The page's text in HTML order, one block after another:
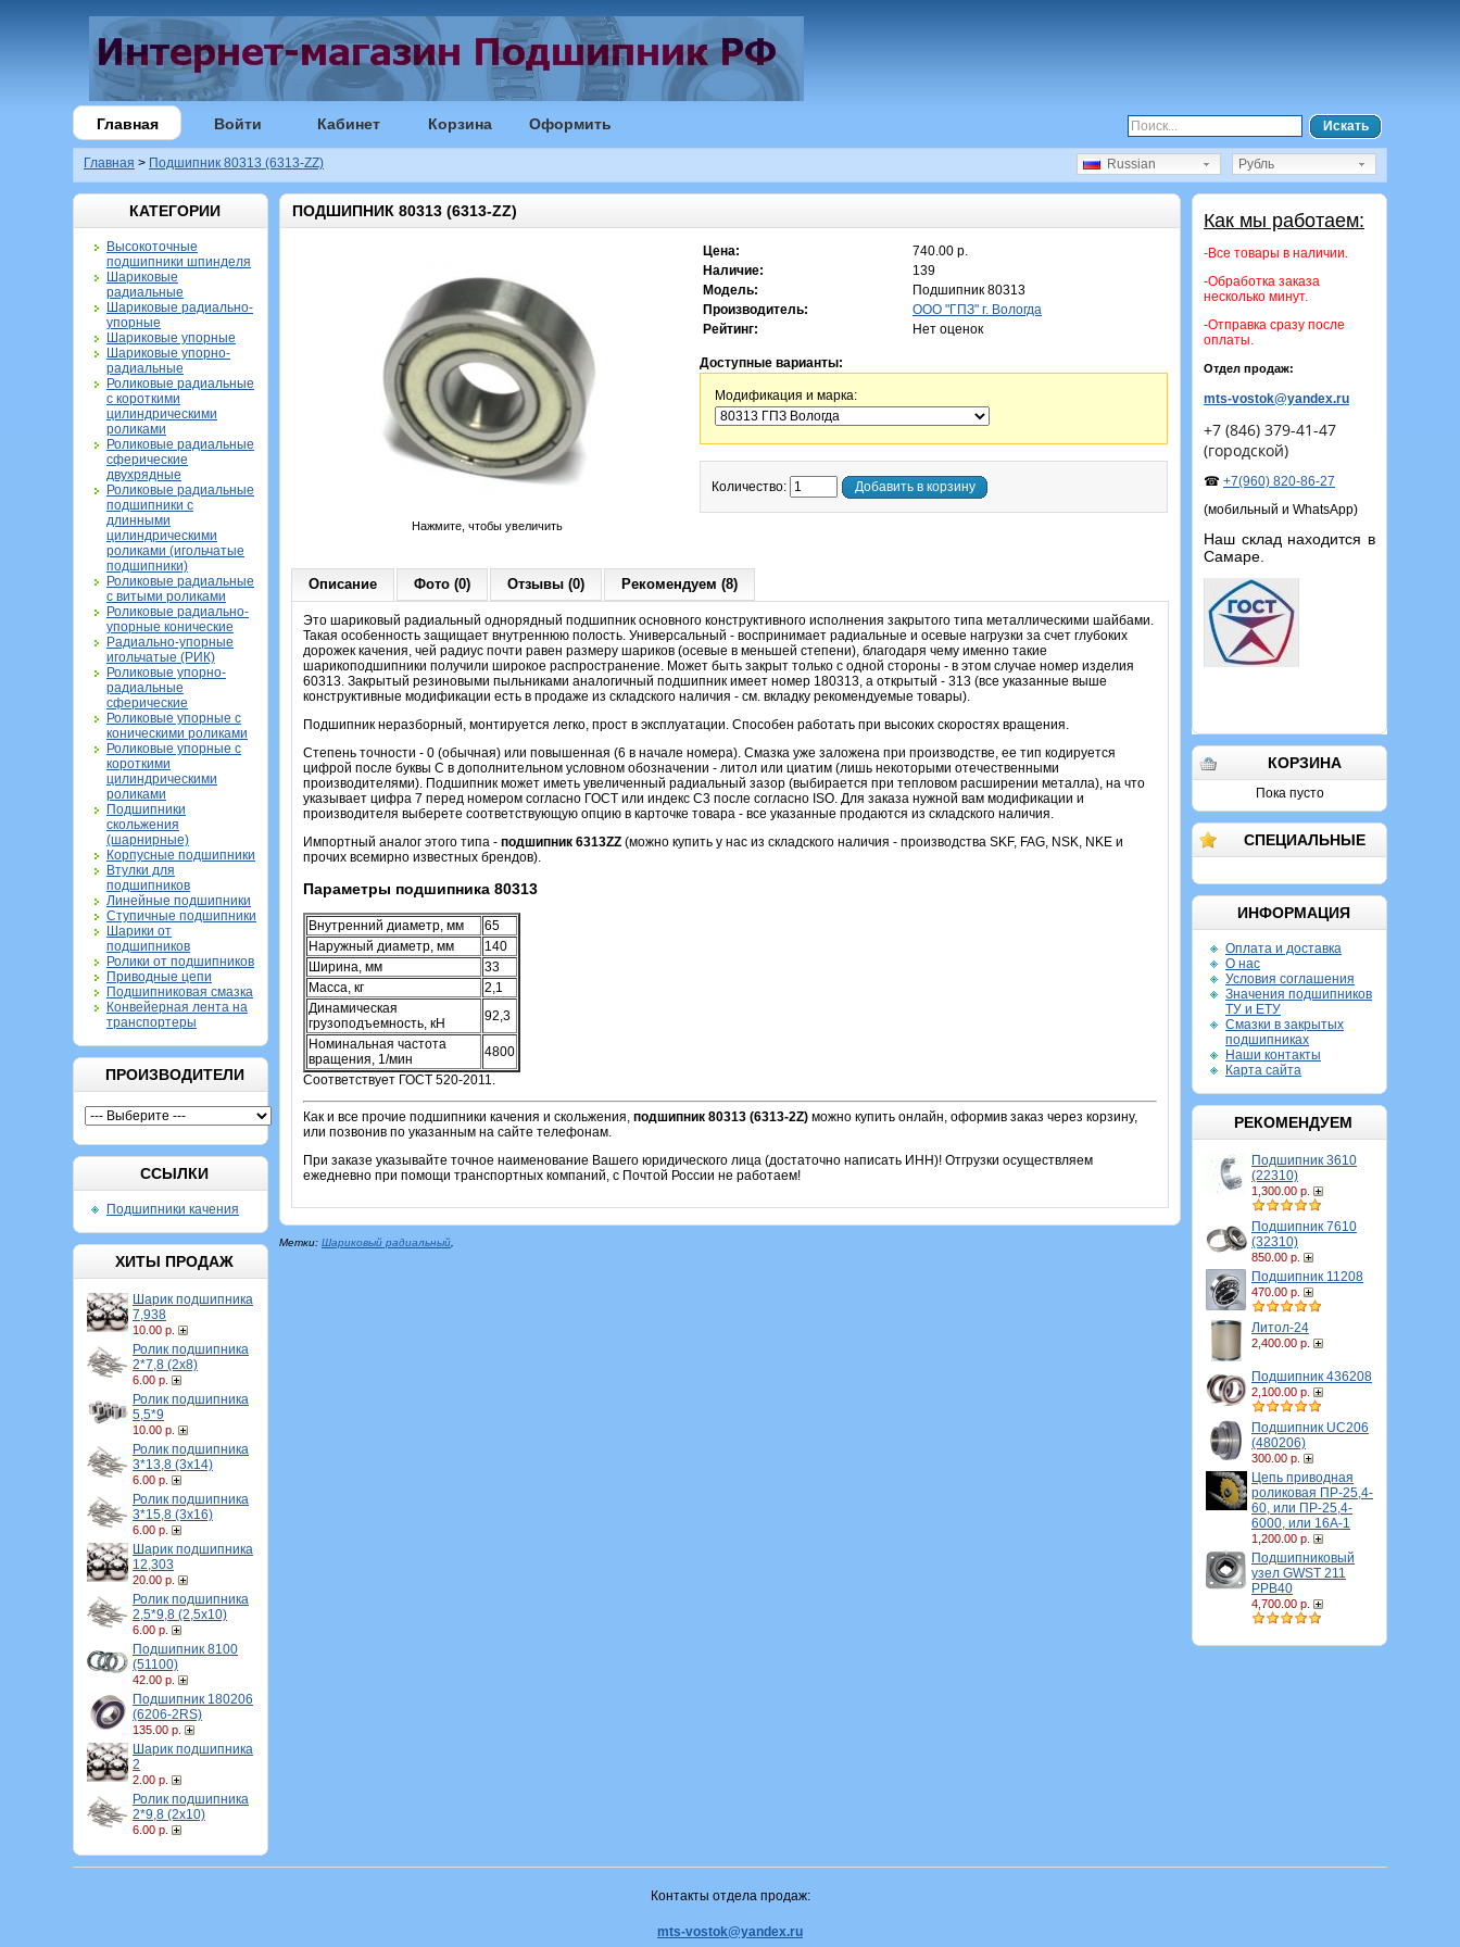
Главная Войти Кабинет Корзина Оформить Искать
Главная > Подшипник 80313 (6313-ZZ) Рубль
Russian
КАТЕГОРИИ
Высокоточные
подшипники шпинделя
Шариковые
радиальные
Шариковые радиально-
упорные
Шариковые упорные
Шариковые упорно-
радиальные
Роликовые радиальные
с короткими
цилиндрическими
роликами
Роликовые радиальные
сферические
двухрядные
Роликовые радиальные
подшипники с
длинными
цилиндрическими
роликами (игольчатые
подшипники)
Роликовые радиальные
с витыми роликами
Роликовые радиально-
упорные конические
Радиально-упорные
игольчатые (РИК)
Роликовые упорно-
радиальные
сферические
Роликовые упорные с
коническими роликами
Роликовые упорные с
короткими
цилиндрическими
роликами
Подшипники
скольжения
(шарнирные)
Корпусные подшипники
Втулки для
подшипников
Линейные подшипники
Ступичные подшипники
Шарики от
подшипников
Ролики от подшипников
Приводные цепи
Подшипниковая смазка
Конвейерная лента на
транспортеры
ПРОИЗВОДИТЕЛИ
ССЫЛКИ
Подшипники качения
ХИТЫ ПРОДАЖ
Шарик подшипника
7,938
10.00 р.
Ролик подшипника
2*7,8 (2х8)
6.00 р.
Ролик подшипника
5,5*9
10.00 р.
Ролик подшипника
3*13,8 (3х14)
6.00 р.
Ролик подшипника
3*15,8 (3х16)
6.00 р.
Шарик подшипника
12,303
20.00 р.
Ролик подшипника
2,5*9,8 (2,5х10)
6.00 р.
Подшипник 8100
(51100)
42.00 р.
Подшипник 180206
(6206-2RS)
135.00 р.
Шарик подшипника
2
2.00 р.
Ролик подшипника
2*9,8 (2х10)
6.00 р.
Как мы работаем:
-Все товары в наличии.
-Обработка заказа
несколько минут.
-Отправка сразу после
оплаты.
Отдел продаж:
mts-vostok@yandex.ru
+7 (846) 379-41-47
(городской)
☎ +7(960) 820-86-27
(мобильный и WhatsApp)
Наш склад находится в
Самаре.
КОРЗИНА
Пока пусто
СПЕЦИАЛЬНЫЕ
ИНФОРМАЦИЯ
Оплата и доставка
О нас
Условия соглашения
Значения подшипников
ТУ и ЕТУ
Смазки в закрытых
подшипниках
Наши контакты
Карта сайта
РЕКОМЕНДУЕМ
Подшипник 3610
(22310)
1,300.00 р.
Подшипник 7610
(32310)
850.00 р.
Подшипник 11208
470.00 р.
Литол-24
2,400.00 р.
Подшипник 436208
2,100.00 р.
Подшипник UC206
(480206)
300.00 р.
Цепь приводная
роликовая ПР-25,4-
60, или ПР-25,4-
6000, или 16A-1
1,200.00 р.
Подшипниковый
узел GWST 211
PPB40
4,700.00 р.
ПОДШИПНИК 80313 (6313-ZZ)
Нажмите, чтобы увеличить
Цена:
740.00 р.
Наличие:
139
Модель:
Подшипник 80313
Производитель:
ООО "ГПЗ" г. Вологда
Рейтинг:
Нет оценок
Доступные варианты:
Модификация и марка:
Количество: Добавить в корзину
Описание Фото (0) Отзывы (0) Рекомендуем (8)
Это шариковый радиальный однорядный подшипник основного конструктивного исполнения закрытого типа металлическими шайбами.
Такая особенность защищает внутреннюю полость. Универсальный - воспринимает радиальные и осевые нагрузки за счет глубоких
дорожек качения, чей радиус почти равен размеру шариков (осевые в меньшей степени), благодаря чему именно такие
шарикоподшипники получили широкое распространение. Может быть закрыт только с одной стороны - в этом случае номер изделия
60313. Закрытый резиновыми пыльниками аналогичный подшипник имеет номер 180313, а открытый - 313 (все указанные выше
конструктивные модификации есть в продаже из складского наличия - см. вкладку рекомендуемые товары).
Подшипник неразборный, монтируется легко, прост в эксплуатации. Способен работать при высоких скоростях вращения.
Степень точности - 0 (обычная) или повышенная (6 в начале номера). Смазка уже заложена при производстве, ее тип кодируется
цифрой после буквы С в дополнительном условном обозначении - литол или циатим (лишь некоторыми отечественными
производителями). Подшипник может иметь увеличенный радиальный зазор (выбирается при тепловом расширении металла), на что
указывает цифра 7 перед номером согласно ГОСТ или индекс С3 после согласно ISO. Для заказа нужной вам модификации и
производителя выберете соответствующую опцию в карточке товара - все указанные продаются из складского наличия.
Импортный аналог этого типа - подшипник 6313ZZ (можно купить у нас из складского наличия - производства SKF, FAG, NSK, NKE и
прочих всемирно известных брендов).
Параметры подшипника 80313
Внутренний диаметр, мм
65
Наружный диаметр, мм
140
Ширина, мм
33
Масса, кг
2,1
Динамическая
грузоподъемность, кН
92,3
Номинальная частота
вращения, 1/мин
4800
Соответствует ГОСТ 520-2011.
Как и все прочие подшипники качения и скольжения, подшипник 80313 (6313-2Z) можно купить онлайн, оформив заказ через корзину,
или позвонив по указанным на сайте телефонам.
При заказе указывайте точное наименование Вашего юридического лица (достаточно написать ИНН)! Отгрузки осуществляем
ежедневно при помощи транспортных компаний, с Почтой России не работаем!
Метки: Шариковый радиальный
Контакты отдела продаж:
mts-vostok@yandex.ru